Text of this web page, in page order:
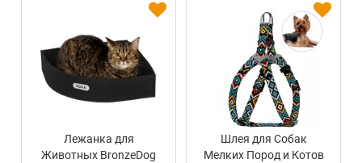
Лежанка для
Животных BronzeDog
Шлея для Собак
Мелких Пород и Котов